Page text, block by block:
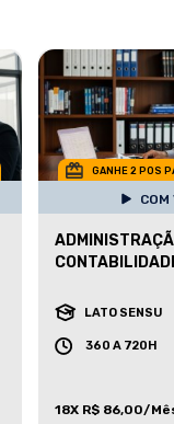
GANHE 2 POS
COM
LATO SENSU
360 A 720H
18X R$ 86,00/